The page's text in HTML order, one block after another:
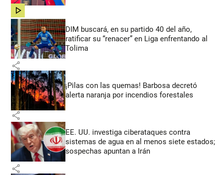
share
DIM buscará, en su partido 40 del año,
ratificar su “renacer” en Liga enfrentando al
Tolima
share
¡Pilas con las quemas! Barbosa decretó
alerta naranja por incendios forestales
share
EE. UU. investiga ciberataques contra
sistemas de agua en al menos siete estados;
sospechas apuntan a Irán
share